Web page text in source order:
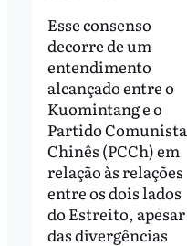
Esse consenso
decorre de um
entendimento
alcançado entre o
Kuomintang e o
Partido Comunista
Chinês (PCCh) em
relação às relações
entre os dois lados
do Estreito, apesar
das divergências